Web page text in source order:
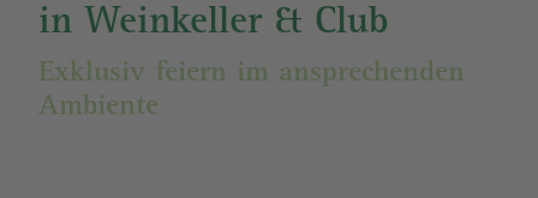
in Weinkeller & Club
Exklusiv feiern im ansprechenden
Ambiente